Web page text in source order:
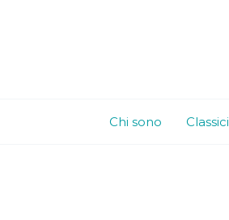
Chi sono Classici